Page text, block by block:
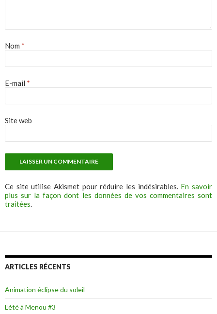
Nom *
E-mail *
Site web
Ce site utilise Akismet pour réduire les indésirables. En savoir
plus sur la façon dont les données de vos commentaires sont
traitées.
ARTICLES RÉCENTS
Animation éclipse du soleil
L’été à Menou #3